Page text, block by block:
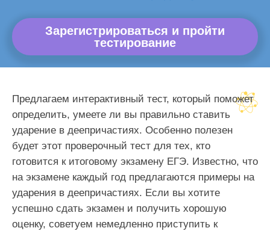
Зарегистрироваться и пройти
тестирование
Предлагаем интерактивный тест, который поможет
определить, умеете ли вы правильно ставить
ударение в деепричастиях. Особенно полезен
будет этот проверочный тест для тех, кто
готовится к итоговому экзамену ЕГЭ. Известно, что
на экзамене каждый год предлагаются примеры на
ударения в деепричастиях. Если вы хотите
успешно сдать экзамен и получить хорошую
оценку, советуем немедленно приступить к